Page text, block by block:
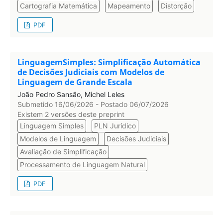
Cartografia Matemática
Mapeamento Distorção
PDF
LinguagemSimples: Simplificação Automática
de Decisões Judiciais com Modelos de
Linguagem de Grande Escala
João Pedro Sansão, Michel Leles
Submetido 16/06/2026 - Postado 06/07/2026
Existem 2 versões deste preprint
Linguagem Simples
PLN Jurídico
Modelos de Linguagem
Decisões Judiciais
Avaliação de Simplificação
Processamento de Linguagem Natural
PDF